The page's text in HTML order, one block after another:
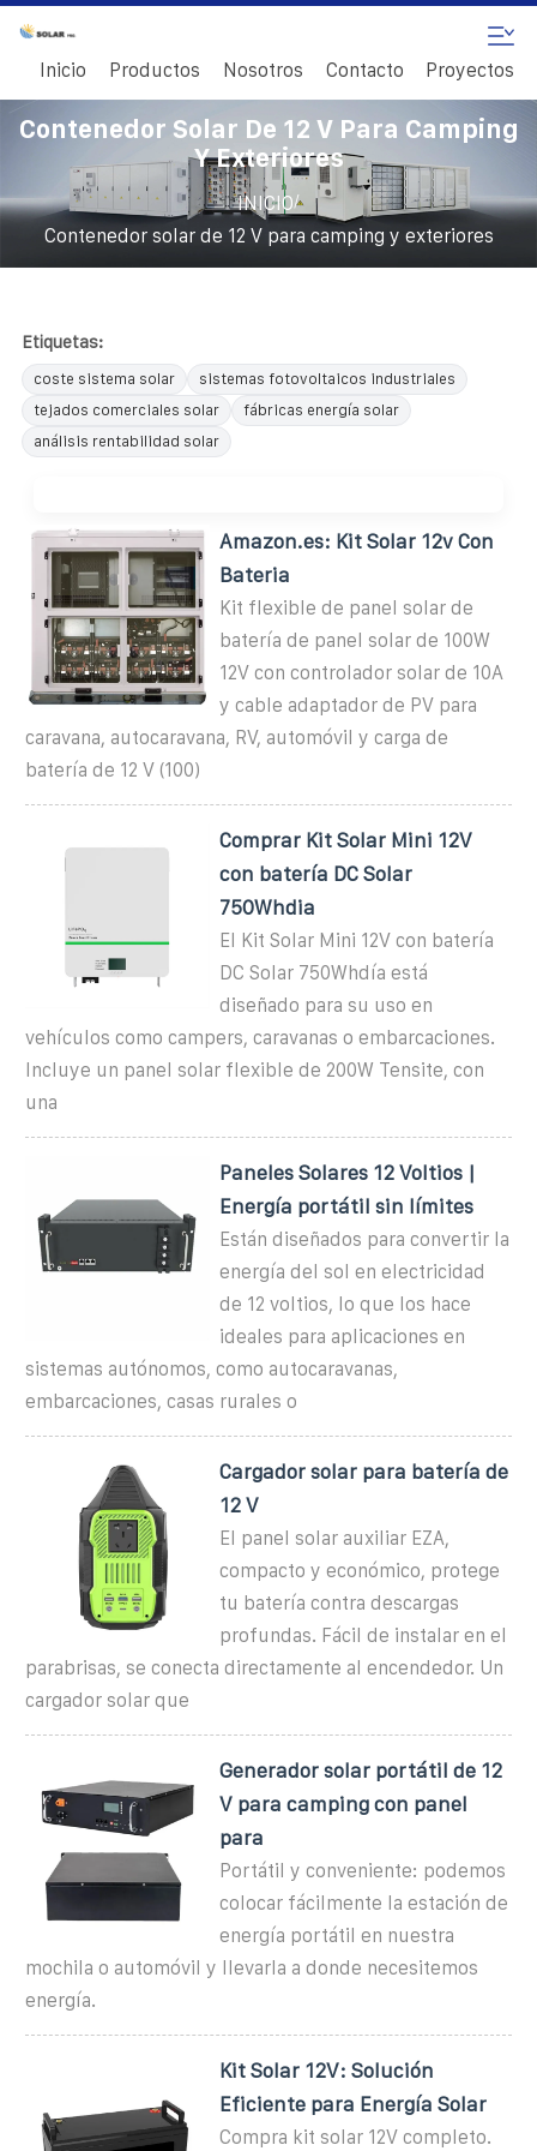
Inicio Productos Nosotros Contacto Proyectos
Contenedor Solar De 12 V Para Camping
Y Exteriores
INICIO/
Contenedor solar de 12 V para camping y exteriores
Etiquetas:
coste sistema solar
sistemas fotovoltaicos industriales
tejados comerciales solar
fábricas energía solar
análisis rentabilidad solar
Amazon.es: Kit Solar 12v Con
Bateria
Kit flexible de panel solar de
batería de panel solar de 100W
12V con controlador solar de 10A
y cable adaptador de PV para
caravana, autocaravana, RV, automóvil y carga de
batería de 12 V (100)
Comprar Kit Solar Mini 12V
con batería DC Solar
750Whdia
El Kit Solar Mini 12V con batería
DC Solar 750Whdía está
diseñado para su uso en
vehículos como campers, caravanas o embarcaciones.
Incluye un panel solar flexible de 200W Tensite, con
una
Paneles Solares 12 Voltios |
Energía portátil sin límites
Están diseñados para convertir la
energía del sol en electricidad
de 12 voltios, lo que los hace
ideales para aplicaciones en
sistemas autónomos, como autocaravanas,
embarcaciones, casas rurales o
Cargador solar para batería de
12 V
El panel solar auxiliar EZA,
compacto y económico, protege
tu batería contra descargas
profundas. Fácil de instalar en el
parabrisas, se conecta directamente al encendedor. Un
cargador solar que
Generador solar portátil de 12
V para camping con panel
para
Portátil y conveniente: podemos
colocar fácilmente la estación de
energía portátil en nuestra
mochila o automóvil y llevarla a donde necesitemos
energía.
Kit Solar 12V: Solución
Eficiente para Energía Solar
Compra kit solar 12V completo.